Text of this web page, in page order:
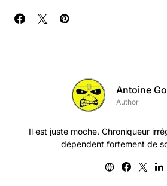
Antoine
Author
Il est juste moche. Chroniqueur
dépendent fortement de